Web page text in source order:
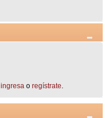
ingresao regístrate.